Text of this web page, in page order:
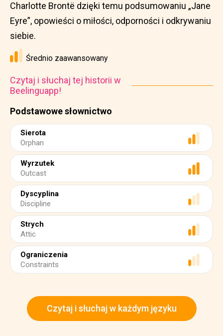
Podstawowe słownictwo
Sierota
Orphan
Wyrzutek
Outcast
Dyscyplina
Discipline
Strych
Attic
Ograniczenia
Constraints
Charlotte Brontë dzięki temu podsumowaniu „Jane
Eyre”, opowieści o miłości, odporności i odkrywaniu
siebie.
Średnio zaawansowany
Czytaj i słuchaj tej historii w
Beelinguapp!
Czytaj i słuchaj w każdym języku